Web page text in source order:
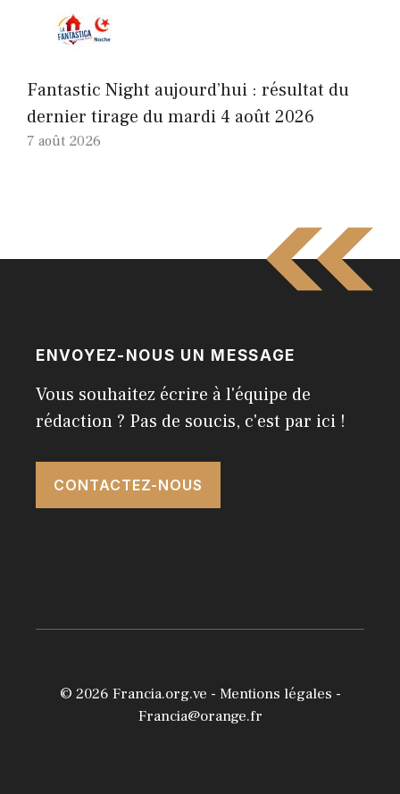
Fantastic Night aujourd’hui : résultat du
dernier tirage du mardi 4 août 2026
7 août 2026
ENVOYEZ-NOUS UN MESSAGE
Vous souhaitez écrire à l'équipe de
rédaction ? Pas de soucis, c'est par ici !
CONTACTEZ-NOUS
© 2026 Francia.org.ve - Mentions légales -
Francia@orange.fr